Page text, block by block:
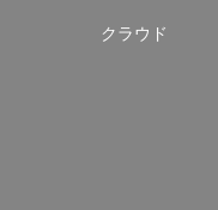
クラウド